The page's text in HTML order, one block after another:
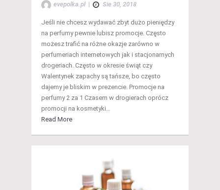
evepolka.pl | Sie 30, 2018
Jeśli nie chcesz wydawać zbyt dużo pieniędzy
na perfumy pewnie lubisz promocje. Często
możesz trafić na różne okazje zarówno w
perfumeriach internetowych jak i stacjonarnych
drogeriach. Często w okresie świąt czy
Walentynek zapachy są tańsze, bo często
dajemy je bliskim w prezencie. Promocje na
perfumy 2 za 1 Czasem w drogierach oprócz
promocji na kosmetyki…
Read More